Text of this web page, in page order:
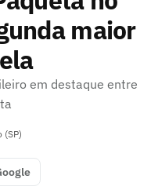
maior
em destaque entre
(SP)